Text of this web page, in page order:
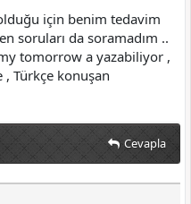
için benim tedavim
soruları da soramadım ..
tomorrow a yazabiliyor ,
, Türkçe konuşan
Cevapla